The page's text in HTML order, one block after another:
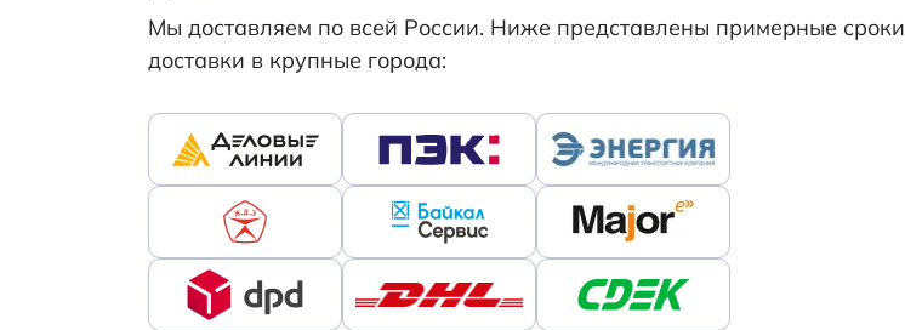
Мы доставляем по всей России. Ниже представлены примерные сроки
доставки в крупные города: